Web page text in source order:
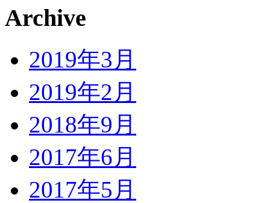
Archive
2019年3月
2019年2月
2018年9月
2017年6月
2017年5月